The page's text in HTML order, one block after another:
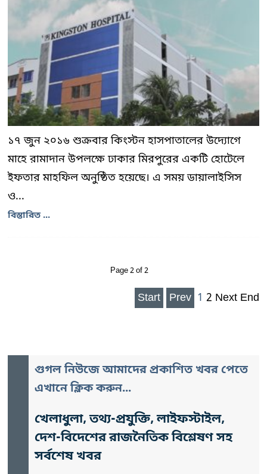
১৭ জুন ২০১৬ শুক্রবার কিংস্টন হাসপাতালের উদ্যোগে
মাহে রামাদান উপলক্ষে ঢাকার মিরপুরের একটি হোটেলে
ইফতার মাহফিল অনুষ্ঠিত হয়েছে। এ সময় ডায়ালাইসিস
ও...
বিস্তারিত ...
Page 2 of 2
Start Prev 1 2 Next End
গুগল নিউজে আমাদের প্রকাশিত খবর পেতে
এখানে ক্লিক করুন...
খেলাধুলা, তথ্য-প্রযুক্তি, লাইফস্টাইল,
দেশ-বিদেশের রাজনৈতিক বিশ্লেষণ সহ
সর্বশেষ খবর